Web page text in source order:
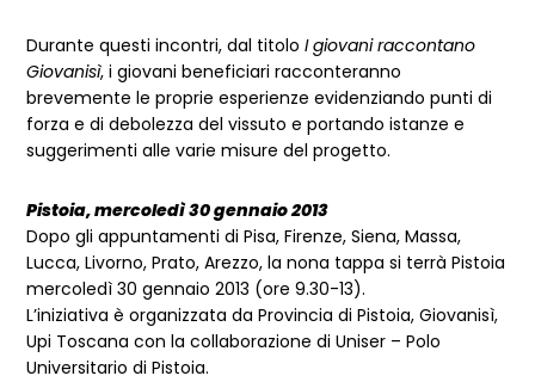
Durante questi incontri, dal titoloI giovani raccontano
Giovanisì, i giovani beneficiari racconteranno
brevemente le proprie esperienze evidenziando punti di
forza e di debolezza del vissuto e portando istanze e
suggerimenti alle varie misure del progetto.
Pistoia, mercoledì 30 gennaio 2013
Dopo gli appuntamenti di Pisa, Firenze, Siena, Massa,
Lucca, Livorno, Prato, Arezzo, la nona tappa si terrà Pistoia
mercoledì 30 gennaio 2013 (ore 9.30-13).
L’iniziativa è organizzata da Provincia di Pistoia, Giovanisì,
Upi Toscana con la collaborazione di Uniser – Polo
Universitario di Pistoia.